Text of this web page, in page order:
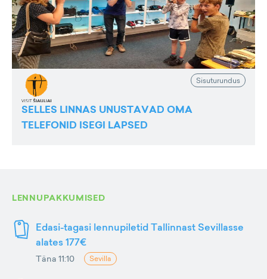
Sisuturundus
SELLES LINNAS UNUSTAVAD OMA
TELEFONID ISEGI LAPSED
LENNUPAKKUMISED
Edasi-tagasi lennupiletid Tallinnast Sevillasse
alates 177€
Täna 11:10 Sevilla